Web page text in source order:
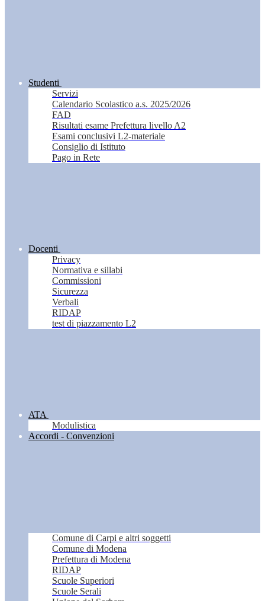
Studenti
Servizi
Calendario Scolastico a.s. 2025/2026
FAD
Risultati esame Prefettura livello A2
Esami conclusivi L2-materiale
Consiglio di Istituto
Pago in Rete
Docenti
Privacy
Normativa e sillabi
Commissioni
Sicurezza
Verbali
RIDAP
test di piazzamento L2
ATA
Modulistica
Accordi - Convenzioni
Comune di Carpi e altri soggetti
Comune di Modena
Prefettura di Modena
RIDAP
Scuole Superiori
Scuole Serali